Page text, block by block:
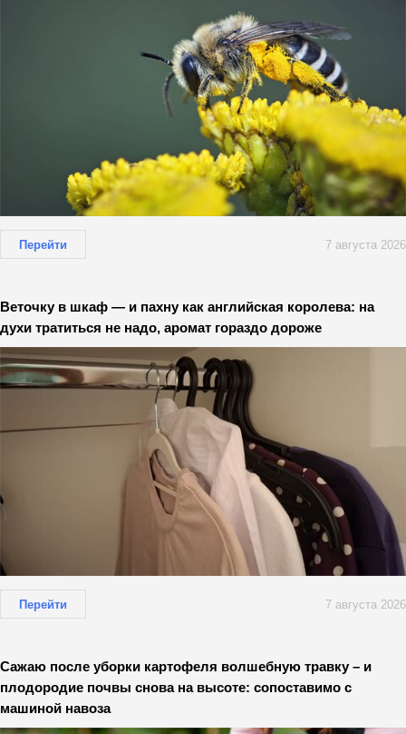
Перейти 7 августа 2026
Веточку в шкаф — и пахну как английская королева: на
духи тратиться не надо, аромат гораздо дороже
Перейти 7 августа 2026
Сажаю после уборки картофеля волшебную травку – и
плодородие почвы снова на высоте: сопоставимо с
машиной навоза